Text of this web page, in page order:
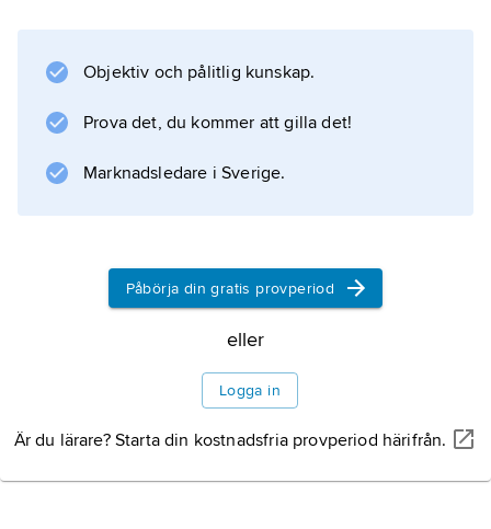
Information om artikeln
Objektiv och pålitlig kunskap.
Prova det, du kommer att gilla det!
Marknadsledare i Sverige.
Påbörja din gratis provperiod
eller
Logga in
Är du lärare? Starta din kostnadsfria provperiod härifrån.